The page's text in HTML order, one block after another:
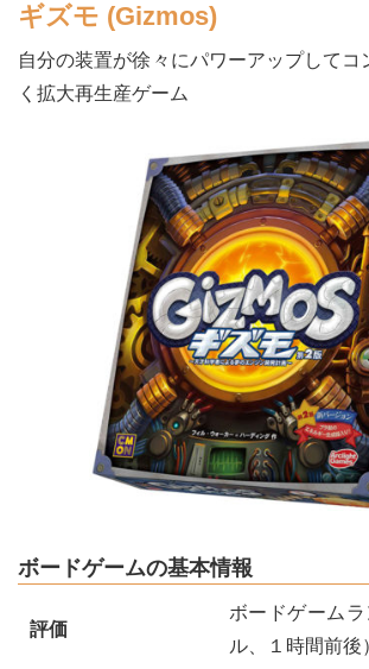
ギズモ (Gizmos)
自分の装置が徐々にパワーアップしてコ
く拡大再生産ゲーム
ボードゲームの基本情報
評価
ボードゲーム
ル、１時間前後